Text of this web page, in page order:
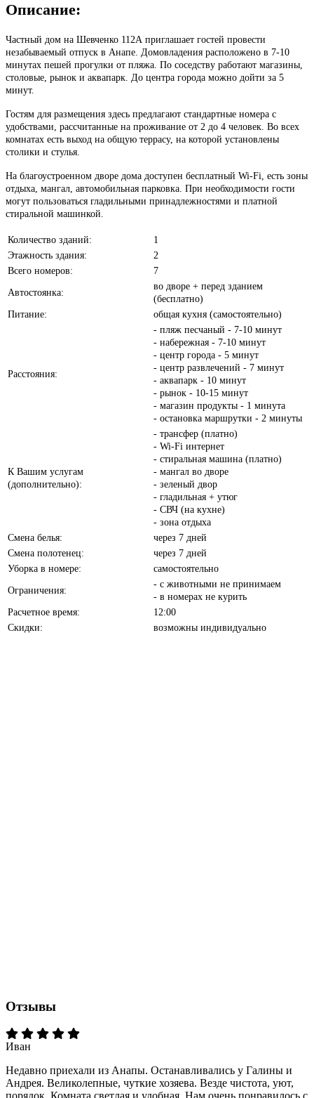
Описание:
Частный дом на Шевченко 112А приглашает гостей провести
незабываемый отпуск в Анапе. Домовладения расположено в 7-10
минутах пешей прогулки от пляжа. По соседству работают магазины,
столовые, рынок и аквапарк. До центра города можно дойти за 5
минут.
Гостям для размещения здесь предлагают стандартные номера с
удобствами, рассчитанные на проживание от 2 до 4 человек. Во всех
комнатах есть выход на общую террасу, на которой установлены
столики и стулья.
На благоустроенном дворе дома доступен бесплатный Wi-Fi, есть зоны
отдыха, мангал, автомобильная парковка. При необходимости гости
могут пользоваться гладильными принадлежностями и платной
стиральной машинкой.
Количество зданий:
1
Этажность здания:
2
Всего номеров:
7
Автостоянка:
во дворе + перед зданием
(бесплатно)
Питание:
общая кухня (самостоятельно)
Расстояния:
- пляж песчаный - 7-10 минут
- набережная - 7-10 минут
- центр города - 5 минут
- центр развлечений - 7 минут
- аквапарк - 10 минут
- рынок - 10-15 минут
- магазин продукты - 1 минута
- остановка маршрутки - 2 минуты
К Вашим услугам
(дополнительно):
- трансфер (платно)
- Wi-Fi интернет
- стиральная машина (платно)
- мангал во дворе
- зеленый двор
- гладильная + утюг
- СВЧ (на кухне)
- зона отдыха
Смена белья:
через 7 дней
Смена полотенец:
через 7 дней
Уборка в номере:
самостоятельно
Ограничения:
- с животными не принимаем
- в номерах не курить
Расчетное время:
12:00
Скидки:
возможны индивидуально
Отзывы
Иван
Недавно приехали из Анапы. Останавливались у Галины и
Андрея. Великолепные, чуткие хозяева. Везде чистота, уют,
порядок. Комната светлая и удобная. Нам очень понравилось с